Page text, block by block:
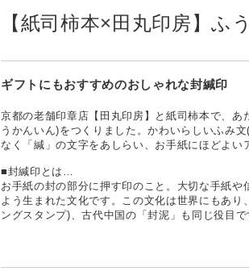
【紙司柿本×田丸印房】
ギフトにもおすすめのおしゃれな封緘印
京都の老舗印章店【田丸印房】と紙司柿本で、あ
うかんいん)をつくりました。かわいらしいふみ
なく「緘」の文字をあしらい、お手紙にほどよい
■封緘印とは…
お手紙の封の部分に押す印のこと。大切な手紙や
よう生まれた文化です。この文化は世界にもあり
ングスタンプ)、古代中国の「封泥」も同じ役目で